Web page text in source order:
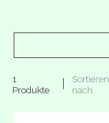
1
Produkte
Sortieren
nach